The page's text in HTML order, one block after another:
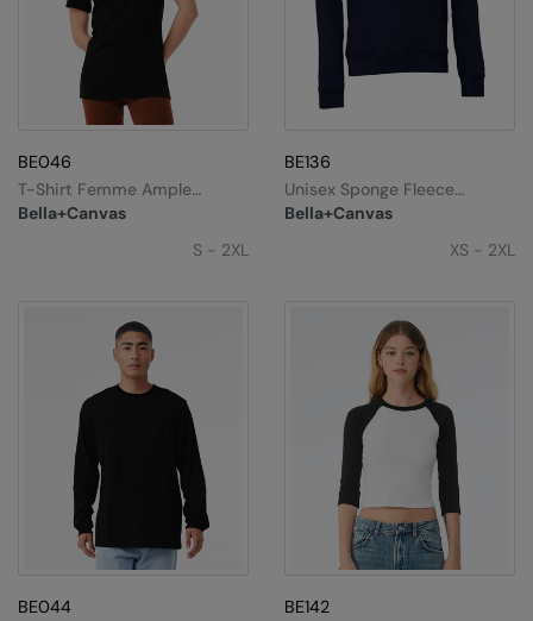
BE046
Bella+Canvas
T-Shirt Femme Ample
Manches Courtes
S - 2XL
BE136
Bella+Canvas
Unisex Sponge Fleece
Pullover DTM Hoodie
XS - 2XL
BE044 BE142